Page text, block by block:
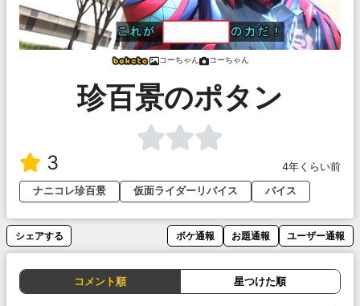
コーちゃん コーちゃん
珍百景のポタン
3
4年くらい前
ナニコレ珍百景
仮面ライダーリバイス バイス
シェアする ボケ通報 お題通報 ユーザー通報
コメント順 星つけた順